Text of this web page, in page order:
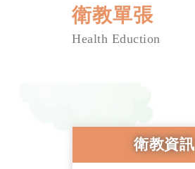
衛教單張
Health Eduction
衛教資訊